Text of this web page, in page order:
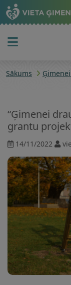
Sākums
“Ģimenei
grantu
14/11/2022